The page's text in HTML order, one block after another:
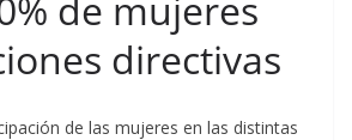
directivas
de las mujeres en las distintas